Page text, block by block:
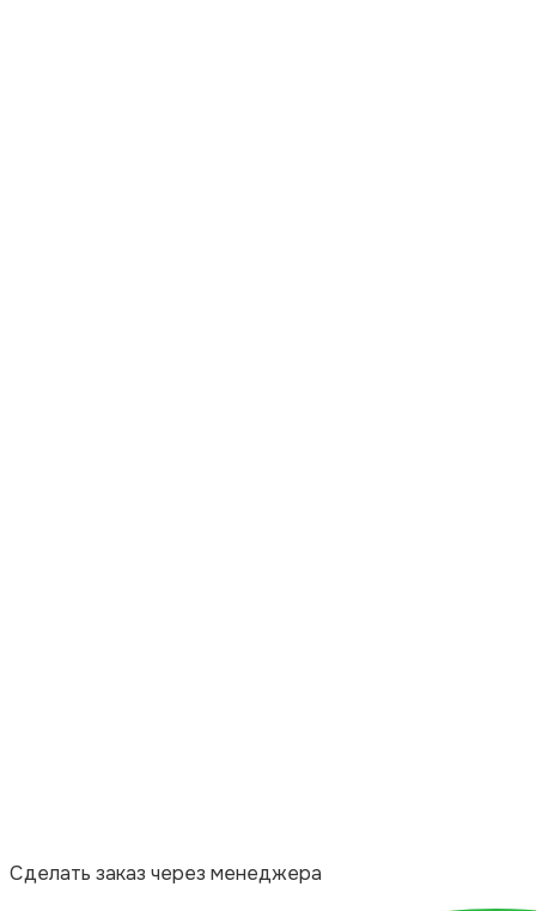
Сделать заказ через менеджера